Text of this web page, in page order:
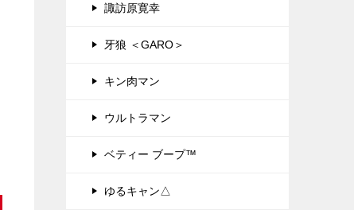
諏訪原寛幸
牙狼 ＜GARO＞
キン肉マン
ウルトラマン
ベティー ブープ™
ゆるキャン△